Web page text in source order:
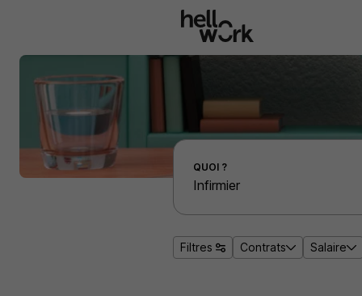
Effectuer une recherche d'emploi par localité
QUOI ?
Filtres Contrats Salaire